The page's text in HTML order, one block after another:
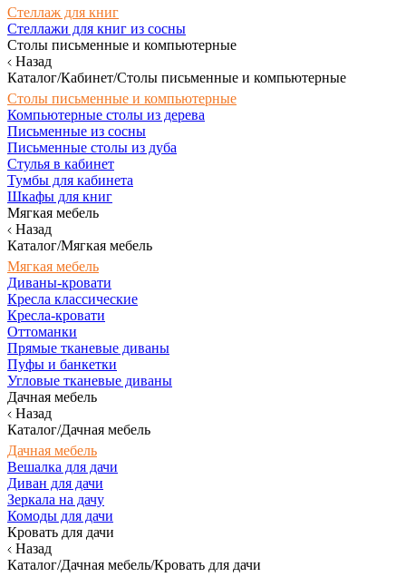
Стеллаж для книг
Стеллажи для книг из сосны
Столы письменные и компьютерные
Назад
Каталог/Кабинет/Столы письменные и компьютерные
Столы письменные и компьютерные
Компьютерные столы из дерева
Письменные из сосны
Письменные столы из дуба
Стулья в кабинет
Тумбы для кабинета
Шкафы для книг
Мягкая мебель
Назад
Каталог/Мягкая мебель
Мягкая мебель
Диваны-кровати
Кресла классические
Кресла-кровати
Оттоманки
Прямые тканевые диваны
Пуфы и банкетки
Угловые тканевые диваны
Дачная мебель
Назад
Каталог/Дачная мебель
Дачная мебель
Вешалка для дачи
Диван для дачи
Зеркала на дачу
Комоды для дачи
Кровать для дачи
Назад
Каталог/Дачная мебель/Кровать для дачи